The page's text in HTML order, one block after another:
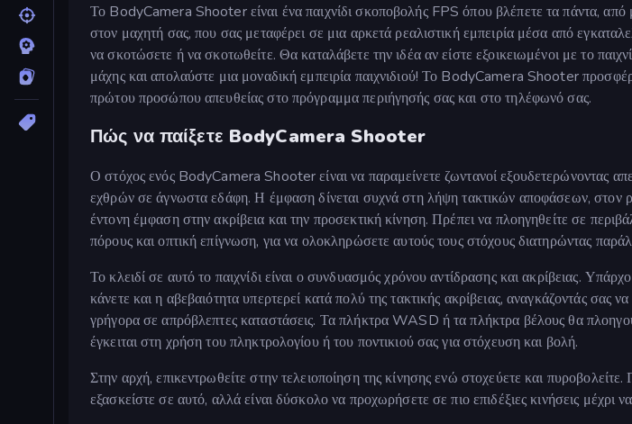
Το BodyCamera Shooter είναι ένα παιχνίδι σκοποβολής FPS όπου βλέπετε τα πάντα,
στον μαχητή σας, που σας μεταφέρει σε μια αρκετά ρεαλιστική εμπειρία μέσα από
να σκοτώσετε ή να σκοτωθείτε. Θα καταλάβετε την ιδέα αν είστε εξοικειωμένοι με το
μάχης και απολαύστε μια μοναδική εμπειρία παιχνιδιού! Το BodyCamera Shooter
πρώτου προσώπου απευθείας στο πρόγραμμα περιήγησής σας και στο τηλέφωνό σας.
Πώς να παίξετε BodyCamera Shooter
Ο στόχος ενός BodyCamera Shooter είναι να παραμείνετε ζωντανοί εξουδετερώνοντας
εχθρών σε άγνωστα εδάφη. Η έμφαση δίνεται συχνά στη λήψη τακτικών αποφάσεων, στον
έντονη έμφαση στην ακρίβεια και την προσεκτική κίνηση. Πρέπει να πλοηγηθείτε σε
πόρους και οπτική επίγνωση, για να ολοκληρώσετε αυτούς τους στόχους διατηρώντας
Το κλειδί σε αυτό το παιχνίδι είναι ο συνδυασμός χρόνου αντίδρασης και ακρίβειας.
κάνετε και η αβεβαιότητα υπερτερεί κατά πολύ της τακτικής ακρίβειας, αναγκάζοντάς σας
γρήγορα σε απρόβλεπτες καταστάσεις. Τα πλήκτρα WASD ή τα πλήκτρα βέλους θα
έγκειται στη χρήση του πληκτρολογίου ή του ποντικιού σας για στόχευση και βολή.
Στην αρχή, επικεντρωθείτε στην τελειοποίηση της κίνησης ενώ στοχεύετε και
εξασκείστε σε αυτό, αλλά είναι δύσκολο να προχωρήσετε σε πιο επιδέξιες κινήσεις μέχρι